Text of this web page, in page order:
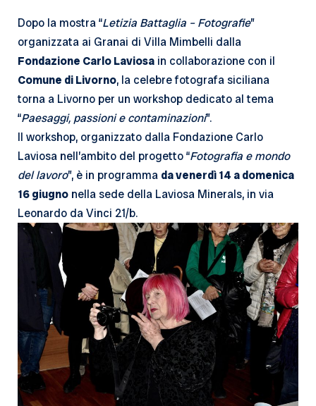
Dopo la mostra “Letizia Battaglia – Fotografie”
organizzata ai Granai di Villa Mimbelli dalla
Fondazione Carlo Laviosain collaborazione con il
Comune di Livorno, la celebre fotografa siciliana
torna a Livorno per un workshop dedicato al tema
“Paesaggi, passioni e contaminazioni”.
Il workshop, organizzato dalla Fondazione Carlo
Laviosa nell’ambito del progetto “Fotografia e mondo
del lavoro”, è in programma da venerdì 14 a domenica
16 giugnonella sede della Laviosa Minerals, in via
Leonardo da Vinci 21/b.